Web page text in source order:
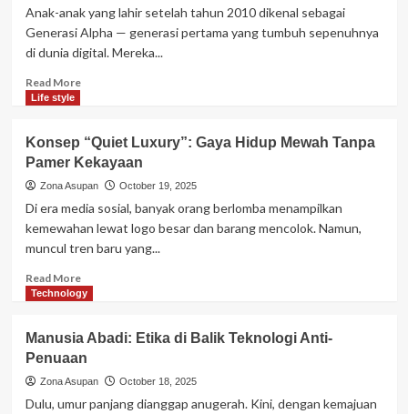
Kenapa
Kita
Kangen
Era
an?
Anak-anak yang lahir setelah tahun 2010 dikenal sebagai
Generasi Alpha — generasi pertama yang tumbuh sepenuhnya
di dunia digital. Mereka...
Read MoreRead
Alpha
dan
Dunia
Tanpa
Life style
Konsep “Quiet Luxury”: Gaya Hidup Mewah Tanpa
Pamer Kekayaan
Zona Asupan October 19, 2025
Di era media sosial, banyak orang berlomba menampilkan
kemewahan lewat logo besar dan barang mencolok. Namun,
muncul tren baru yang...
Read MoreRead
more
“Quiet
Luxury”:
Gaya
Technology
Manusia Abadi: Etika di Balik Teknologi Anti-
Penuaan
Zona Asupan October 18, 2025
Dulu, umur panjang dianggap anugerah. Kini, dengan kemajuan